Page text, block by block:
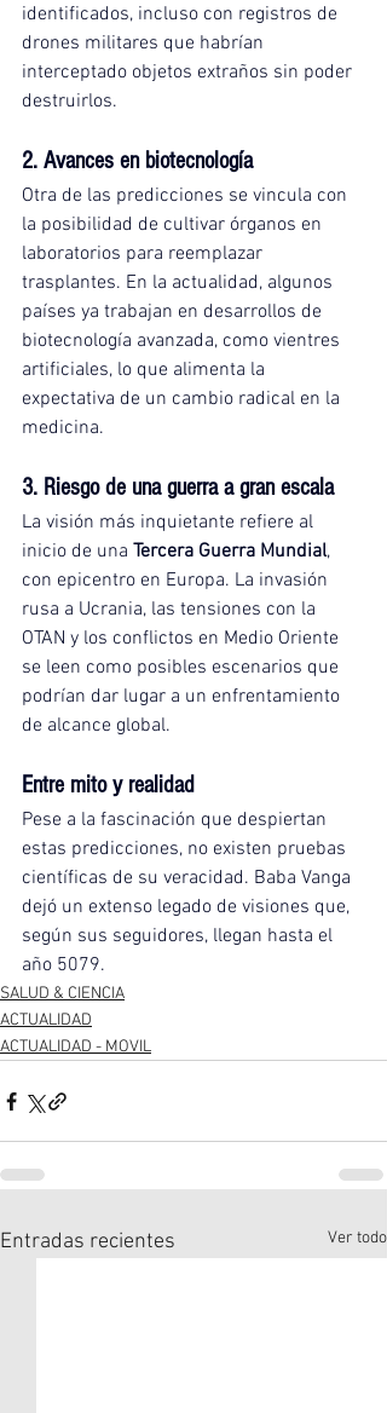
identificados, incluso con registros de
drones militares que habrían
interceptado objetos extraños sin poder
destruirlos.
2. Avances en biotecnología
Otra de las predicciones se vincula con
la posibilidad de cultivar órganos en
laboratorios para reemplazar
trasplantes. En la actualidad, algunos
países ya trabajan en desarrollos de
biotecnología avanzada, como vientres
artificiales, lo que alimenta la
expectativa de un cambio radical en la
medicina.
3. Riesgo de una guerra a gran escala
La visión más inquietante refiere al
inicio de una Tercera Guerra Mundial,
con epicentro en Europa. La invasión
rusa a Ucrania, las tensiones con la
OTAN y los conflictos en Medio Oriente
se leen como posibles escenarios que
podrían dar lugar a un enfrentamiento
de alcance global.
Entre mito y realidad
Pese a la fascinación que despiertan
estas predicciones, no existen pruebas
científicas de su veracidad. Baba Vanga
dejó un extenso legado de visiones que,
según sus seguidores, llegan hasta el
año 5079.
SALUD & CIENCIA
ACTUALIDAD
ACTUALIDAD - MOVIL
Entradas recientes Ver todo